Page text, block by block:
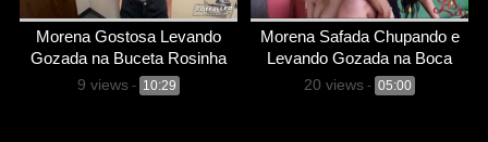
Morena Gostosa Levando
Gozada na Buceta Rosinha
9 views - 10:29
Morena Safada Chupando e
Levando Gozada na Boca
20 views - 05:00